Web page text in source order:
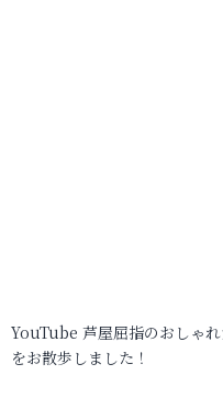
YouTube 芦屋屈指のおしゃ
をお散歩しました！